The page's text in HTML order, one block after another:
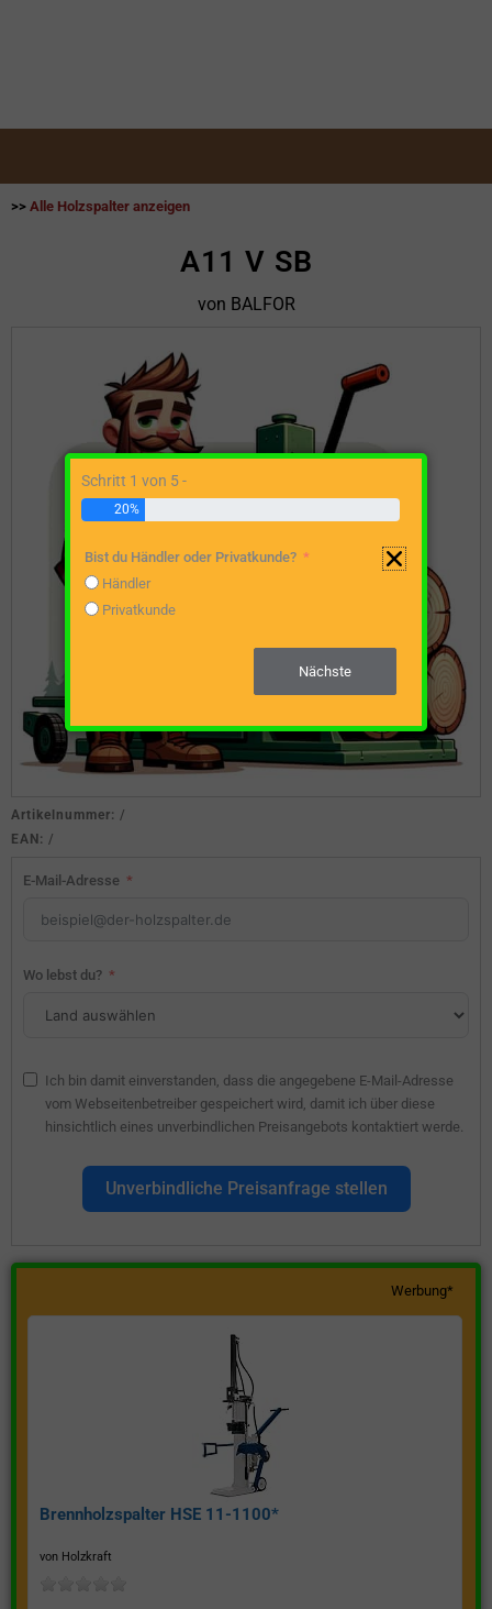
>> Alle Holzspalter anzeigen
A11 V SB
von BALFOR
Artikelnummer: /
EAN: /
E-Mail-Adresse
Wo lebst du?
Ich bin damit einverstanden, dass die angegebene E-Mail-Adresse
vom Webseitenbetreiber gespeichert wird, damit ich über diese
hinsichtlich eines unverbindlichen Preisangebots kontaktiert werde.
Unverbindliche Preisanfrage stellen
Werbung*
Brennholzspalter HSE 11-1100*
von Holzkraft
Schritt 1 von 5 -
20%
Bist du Händler oder Privatkunde?
Händler
Privatkunde
Nächste